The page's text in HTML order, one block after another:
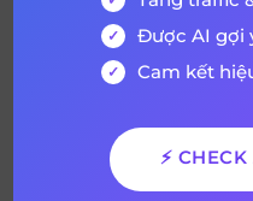
hành phân tích các từ khóa
Xem xét phân tích để
từ khóa nào mang lại
Đánh giá mức độ hiệu
nội dung của bạn. Bạn
Được AI gợi
Cam kết
⚡